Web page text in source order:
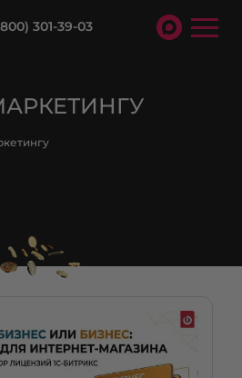
301-39-03